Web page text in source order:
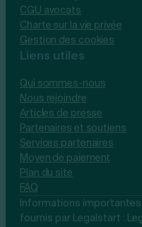
CGU avocats
Charte sur la vie privée
Gestion des cookies
Liens utiles
Qui sommes-nous
Nous rejoindre
Articles de presse
Partenaires et soutiens
Services partenaires
Moyen de paiement
Plan du site
FAQ
Informations
fournis par Legalstart :